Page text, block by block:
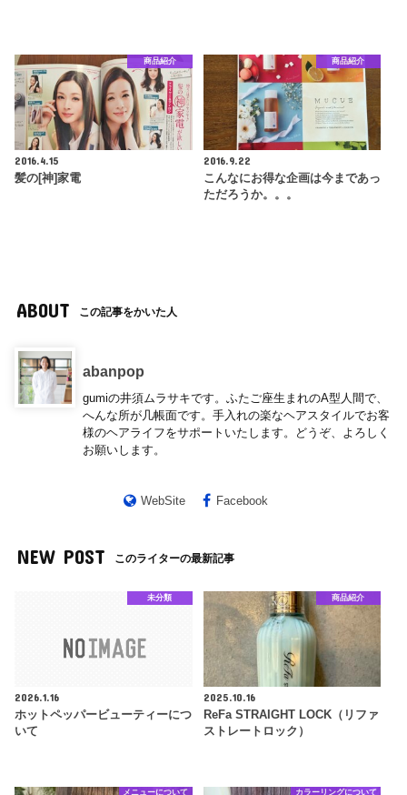
商品紹介
2016.4.15
髪の[神]家電
商品紹介
2016.9.22
こんなにお得な企画は今まであっ
ただろうか。。。
ABOUT この記事をかいた人
abanpop
gumiの井須ムラサキです。ふたご座生まれのA型人間で、
へんな所が几帳面です。手入れの楽なヘアスタイルでお客
様のヘアライフをサポートいたします。どうぞ、よろしく
お願いします。
WebSite Facebook
NEW POST このライターの最新記事
未分類
2026.1.16
ホットペッパービューティーにつ
いて
商品紹介
2025.10.16
ReFa STRAIGHT LOCK（リファ
ストレートロック）
メニューについて カラーリングについて